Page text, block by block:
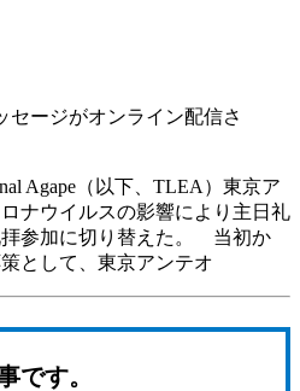
セージがオンライン配信さ
Agape（以下、TLEA）東京ア
ナウイルスの影響により主日礼
参加に切り替えた。 当初か
として、東京アンテオ
です。